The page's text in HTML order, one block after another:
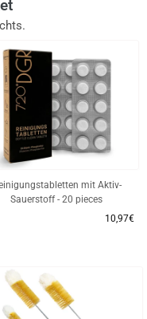
mit Aktiv-
Sauerstoff - 20 pieces
10,97€